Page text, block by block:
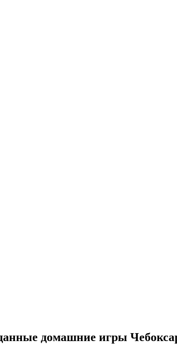
домашние игры